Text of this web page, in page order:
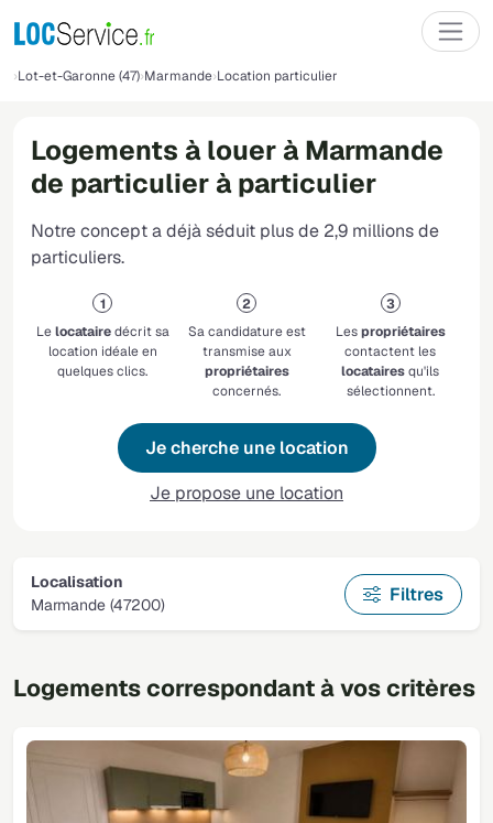
Lot-et-Garonne (47) Marmande Location particulier
Logements à louer à Marmande
de particulier à particulier
Notre concept a déjà séduit plus de 2,9 millions de
particuliers.
Lelocatairedécrit sa
location idéale en
quelques clics.
Sa candidature est
transmise aux
propriétaires
concernés.
Lespropriétaires
contactent les
locatairesqu'ils
sélectionnent.
Je cherche une location
Je propose une location
Localisation
Marmande (47200)
Filtres
Logements correspondant à vos critères